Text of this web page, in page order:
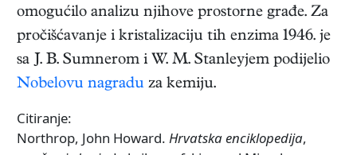
omogućilo analizu njihove prostorne građe. Za
pročišćavanje i kristalizaciju tih enzima 1946. je
sa J. B. Sumnerom i W. M. Stanleyjem podijelio
Nobelovu nagradu za kemiju.
Citiranje:
Northrop, John Howard. Hrvatska enciklopedija,